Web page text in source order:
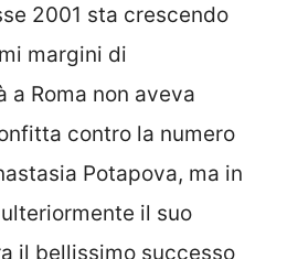
2001 sta crescendo
margini di
a Roma non aveva
contro la numero
Potapova, ma in
il suo
il bellissimo successo